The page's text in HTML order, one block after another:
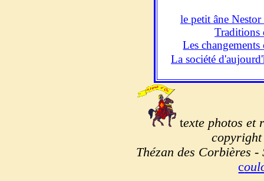
le petit âne
Traditions
Les
La société
texte photos
Thézan des Corbières
c